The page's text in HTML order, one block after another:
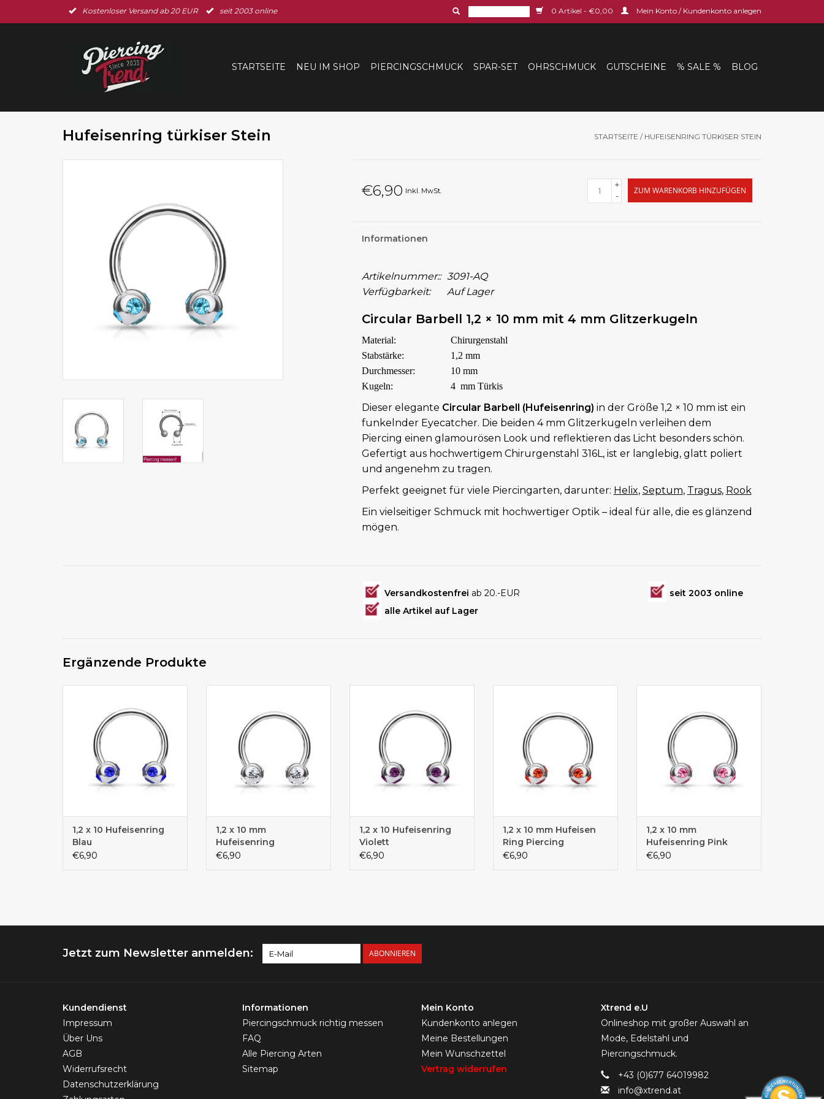
Kostenloser Versand ab 20 EUR seit 2003 online 0 Artikel - €0,00 Mein Konto / Kundenkonto anlegen
STARTSEITE NEU IM SHOP PIERCINGSCHMUCK SPAR-SET OHRSCHMUCK GUTSCHEINE % SALE % BLOG
Hufeisenring türkiser Stein STARTSEITE / HUFEISENRING TÜRKISER STEIN
€6,90 Inkl. MwSt.
+
-
ZUM WARENKORB HINZUFÜGEN
Informationen
Artikelnummer:: 3091-AQ
Verfügbarkeit:
Auf Lager
Circular Barbell 1,2 × 10 mm mit 4 mm Glitzerkugeln
Material:
Chirurgenstahl
Stabstärke:
1,2 mm
Durchmesser:
10 mm
Kugeln:
4 mm Türkis
Dieser elegante Circular Barbell (Hufeisenring) in der Größe 1,2 × 10 mm ist ein
funkelnder Eyecatcher. Die beiden 4 mm Glitzerkugeln verleihen dem
Piercing einen glamourösen Look und reflektieren das Licht besonders schön.
Gefertigt aus hochwertigem Chirurgenstahl 316L, ist er langlebig, glatt poliert
und angenehm zu tragen.
Perfekt geeignet für viele Piercingarten, darunter: Helix, Septum, Tragus, Rook
Ein vielseitiger Schmuck mit hochwertiger Optik – ideal für alle, die es glänzend
mögen.
Versandkostenfrei ab 20.-EUR
seit 2003 online
alle Artikel auf Lager
Ergänzende Produkte
1,2 x 10 Hufeisenring
Blau
€6,90
1,2 x 10 mm
Hufeisenring
€6,90
1,2 x 10 Hufeisenring
Violett
€6,90
1,2 x 10 mm Hufeisen
Ring Piercing
€6,90
1,2 x 10 mm
Hufeisenring Pink
€6,90
Jetzt zum Newsletter anmelden: ABONNIEREN
Kundendienst
Impressum
Über Uns
AGB
Widerrufsrecht
Datenschutzerklärung
Informationen
Piercingschmuck richtig messen
FAQ
Alle Piercing Arten
Sitemap
Mein Konto
Kundenkonto anlegen
Meine Bestellungen
Mein Wunschzettel
Vertrag widerrufen
Xtrend e.U
Onlineshop mit großer Auswahl an
Mode, Edelstahl und
Piercingschmuck.
+43 (0)677 64019982
info@xtrend.at